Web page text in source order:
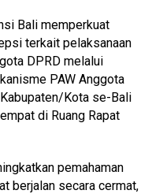
Bali memperkuat
terkait pelaksanaan
DPRD melalui
PAW Anggota
Kota se-Bali
di Ruang Rapat
pemahaman
berjalan secara cermat,